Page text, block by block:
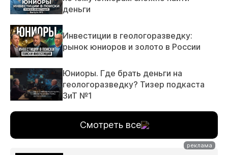
деньги
Инвестиции в геологоразведку:
рынок юниоров и золото в России
Юниоры. Где брать деньги на
геологоразведку? Тизер подкаста
ЗиТ №1
Смотреть все